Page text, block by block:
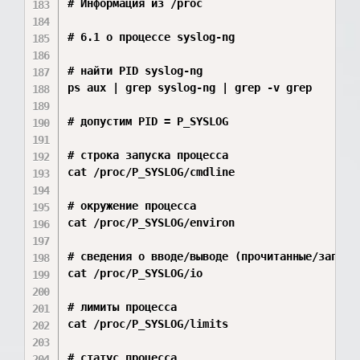
# Информация из /proc
# 6.1 о процессе syslog-ng
# найти PID syslog-ng
ps aux | grep syslog-ng | grep -v grep
# допустим PID = P_SYSLOG
# строка запуска процесса
cat /proc/P_SYSLOG/cmdline
# окружение процесса
cat /proc/P_SYSLOG/environ
# сведения о вводе/выводе (прочитанные/
cat /proc/P_SYSLOG/io
# лимиты процесса
cat /proc/P_SYSLOG/limits